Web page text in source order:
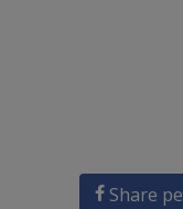
Share pe